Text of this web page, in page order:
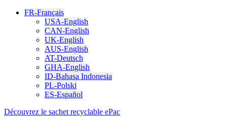
FR-Français
USA-English
CAN-English
UK-English
AUS-English
AT-Deutsch
GHA-English
ID-Bahasa Indonesia
PL-Polski
ES-Español
Découvrez le sachet recyclable ePac